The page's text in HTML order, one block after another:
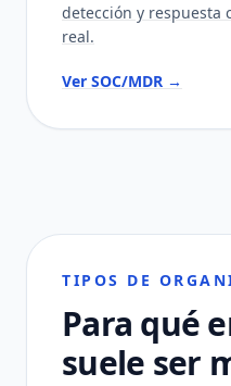
detección y respuesta
real.
Ver SOC/MDR →
TIPOS DE
Para qué
suele ser